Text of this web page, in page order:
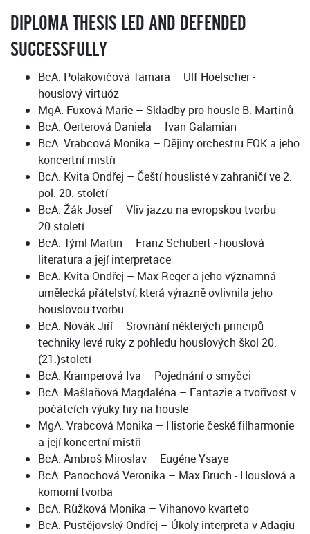
DIPLOMA THESIS LED AND DEFENDED
SUCCESSFULLY
BcA. Polakovičová Tamara – Ulf Hoelscher -
houslový virtuóz
MgA. Fuxová Marie – Skladby pro housle B. Martinů
BcA. Oerterová Daniela – Ivan Galamian
BcA. Vrabcová Monika – Dějiny orchestru FOK a jeho
koncertní mistři
BcA. Kvita Ondřej – Čeští houslisté v zahraničí ve 2.
pol. 20. století
BcA. Žák Josef – Vliv jazzu na evropskou tvorbu
20.století
BcA. Týml Martin – Franz Schubert - houslová
literatura a její interpretace
BcA. Kvita Ondřej – Max Reger a jeho významná
umělecká přátelství, která výrazně ovlivnila jeho
houslovou tvorbu.
BcA. Novák Jiří – Srovnání některých principů
techniky levé ruky z pohledu houslových škol 20.
(21.)století
BcA. Kramperová Iva – Pojednání o smyčci
BcA. Mašlaňová Magdaléna – Fantazie a tvořivost v
počátcích výuky hry na housle
MgA. Vrabcová Monika – Historie české filharmonie
a její koncertní mistři
BcA. Ambroš Miroslav – Eugéne Ysaye
BcA. Panochová Veronika – Max Bruch - Houslová a
komorní tvorba
BcA. Růžková Monika – Vihanovo kvarteto
BcA. Pustějovský Ondřej – Úkoly interpreta v Adagiu